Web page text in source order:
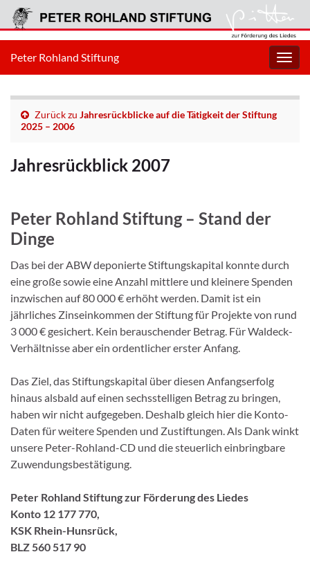
Peter Rohland Stiftung
Zurück zu Jahresrückblicke auf die Tätigkeit der Stiftung
2025 – 2006
Jahresrückblick 2007
Peter Rohland Stiftung – Stand der
Dinge
Das bei der ABW deponierte Stiftungskapital konnte durch
eine große sowie eine Anzahl mittlere und kleinere Spenden
inzwischen auf 80 000 € erhöht werden. Damit ist ein
jährliches Zinseinkommen der Stiftung für Projekte von rund
3 000 € gesichert. Kein berauschender Betrag. Für Waldeck-
Verhältnisse aber ein ordentlicher erster Anfang.
Das Ziel, das Stiftungskapital über diesen Anfangserfolg
hinaus alsbald auf einen sechsstelligen Betrag zu bringen,
haben wir nicht aufgegeben. Deshalb gleich hier die Konto-
Daten für weitere Spenden und Zustiftungen. Als Dank winkt
unsere Peter-Rohland-CD und die steuerlich einbringbare
Zuwendungsbestätigung.
Peter Rohland Stiftung zur Förderung des Liedes
Konto 12 177 770,
KSK Rhein-Hunsrück,
BLZ 560 517 90